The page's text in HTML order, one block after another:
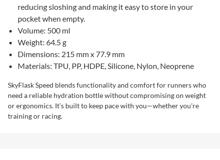
reducing sloshing and making it easy to store in your
pocket when empty.
Volume: 500 ml
Weight: 64.5 g
Dimensions: 215 mm x 77.9 mm
Materials: TPU, PP, HDPE, Silicone, Nylon, Neoprene
SkyFlask Speed blends functionality and comfort for runners who
need a reliable hydration bottle without compromising on weight
or ergonomics. It’s built to keep pace with you—whether you're
training or racing.